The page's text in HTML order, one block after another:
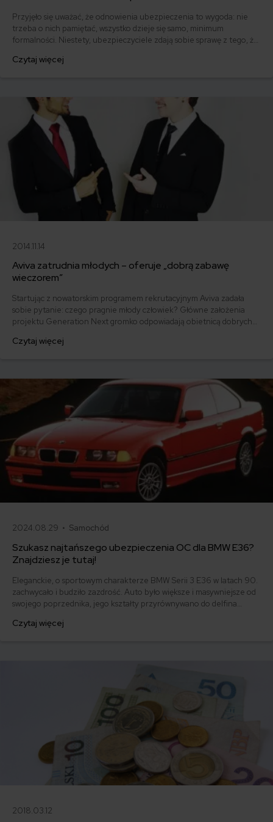
Przyjęło się uważać, że odnowienia ubezpieczenia to wygoda: nie
trzeba o nich pamiętać, wszystko dzieje się samo, minimum
formalności. Niestety, ubezpieczyciele zdają sobie sprawę z tego, że
często znacznie lepsze niż te, które dostajemy w odnowieniu. Ile
Czytaj więcej
2014.11.14
Aviva zatrudnia młodych – oferuje „dobrą zabawę
wieczorem”
Startując z nowatorskim programem rekrutacyjnym Aviva zadała
sobie pytanie: czego pragnie młody człowiek? Główne założenia
projektu Generation Next gromko odpowiadają obietnicą dobrych
Czytaj więcej
2024.08.29 • Samochód
Szukasz najtańszego ubezpieczenia OC dla BMW E36?
Znajdziesz je tutaj!
Eleganckie, o sportowym charakterze BMW Serii 3 E36 w latach 90.
zachwycało i budziło zazdrość. Auto było większe i masywniejsze od
swojego poprzednika, jego kształty przyrównywano do delfina
dziś mają swoich amatorów, którzy uważają je za najbardziej udane w
Czytaj więcej
2018.03.12